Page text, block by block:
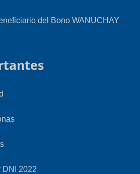
del Bono WANUCHAY
DNI 2022